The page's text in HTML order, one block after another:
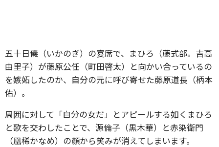
五十日儀（いかのぎ）の宴席で、まひろ（藤式部。吉高
由里子）が藤原公任（町田啓太）と向かい合っているの
を嫉妬したのか、自分の元に呼び寄せた藤原道長（柄本
佑）。
周囲に対して「自分の女だ」とアピールする如くまひろ
と歌を交わしたことで、源倫子（黒木華）と赤染衛門
（凰稀かなめ）の顔から笑みが消えてしまいます。